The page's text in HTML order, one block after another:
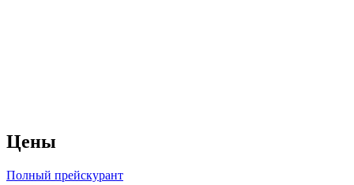
Цены
Полный прейскурант